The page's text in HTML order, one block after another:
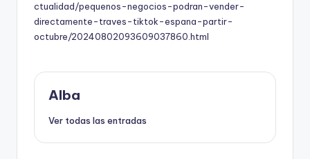
ctualidad/pequenos-negocios-podran-vender-
directamente-traves-tiktok-espana-partir-
octubre/20240802093609037860.html
Alba
Ver todas las entradas